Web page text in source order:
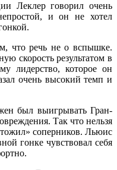
Леклер говорил очень
и он не хотел
что речь не о вспышке.
скорость результатом в
лидерство, которое он
очень высокий темп и
был выигрывать Гран-
Так что нельзя
соперников. Льюис
гонке чувствовал себя